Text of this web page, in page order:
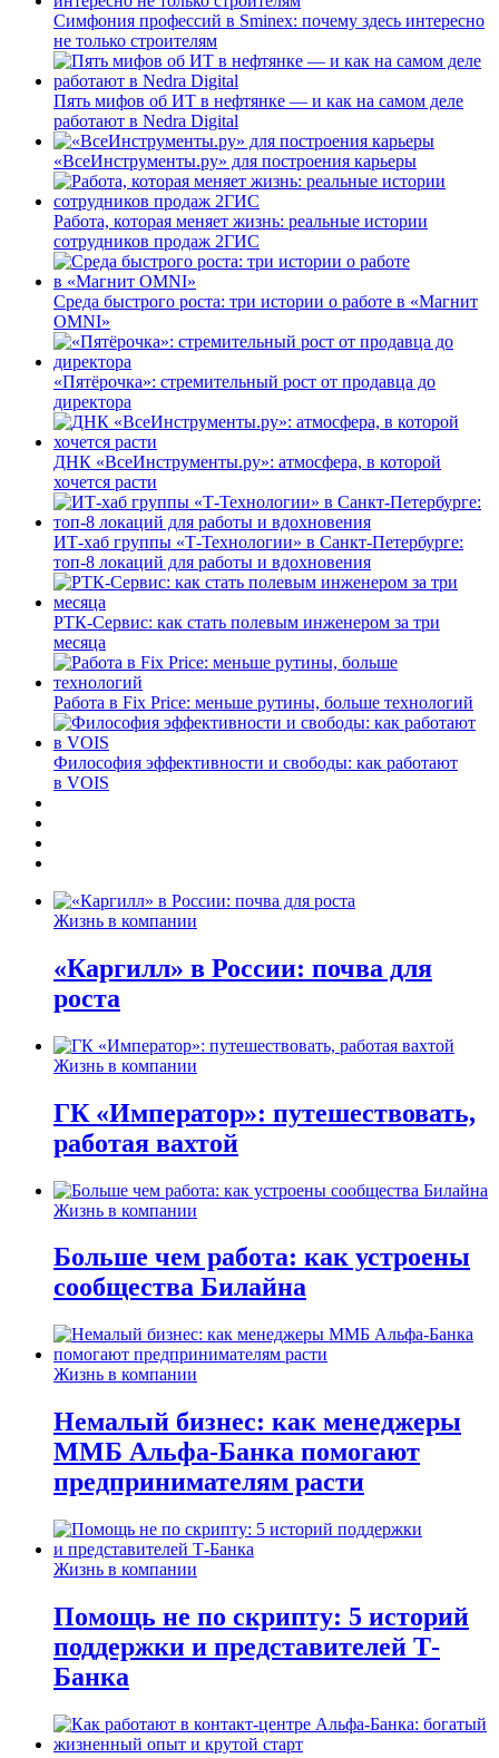
Симфония профессий в Sminex: почему здесь интересно
не только строителям
Пять мифов об ИТ в нефтянке — и как на самом деле
работают в Nedra Digital
«ВсеИнструменты.ру» для построения карьеры
Работа, которая меняет жизнь: реальные истории
сотрудников продаж 2ГИС
Среда быстрого роста: три истории о работе в «Магнит
OMNI»
«Пятёрочка»: стремительный рост от продавца до
директора
ДНК «ВсеИнструменты.ру»: атмосфера, в которой
хочется расти
ИТ-хаб группы «Т-Технологии» в Санкт-Петербурге:
топ-8 локаций для работы и вдохновения
РТК-Сервис: как стать полевым инженером за три
месяца
Работа в Fix Price: меньше рутины, больше технологий
Философия эффективности и свободы: как работают
в VOIS
Жизнь в компании
«Каргилл» в России: почва для
роста
Жизнь в компании
ГК «Император»: путешествовать,
работая вахтой
Жизнь в компании
Больше чем работа: как устроены
сообщества Билайна
Жизнь в компании
Немалый бизнес: как менеджеры
ММБ Альфа-Банка помогают
предпринимателям расти
Жизнь в компании
Помощь не по скрипту: 5 историй
поддержки и представителей Т-
Банка